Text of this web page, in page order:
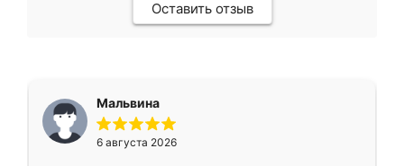
Оставить отзыв
Мальвина
6 августа 2026